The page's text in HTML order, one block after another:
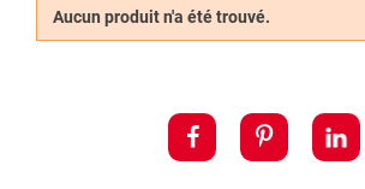
viennent appuyer sur les goupilles
verrouillage et le déverrouillage de la
Aucun produit n'a été trouvé.